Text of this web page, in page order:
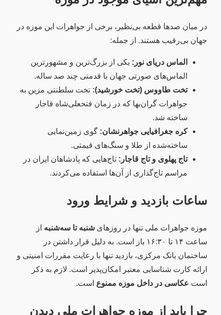
در میان صدها قطعه بی‌نظیر، برخی از جواهرات این موزه در
جهان بی‌رقیب هستند. از جمله:
الماس دریای نور: یکی از بزرگ‌ترین و مشهورترین
الماس‌های صورتی جهان با قدمتی چند صد ساله.
تخت طاووس (تخت خورشید): تخت سلطنتی مزین به
جواهرات گران‌بها که در زمان فتحعلی‌شاه قاجار
ساخته شد.
کره جغرافیایی جواهرنشان: گوی زمین‌نمایی
ساخته‌شده از طلا و سنگ‌های قیمتی.
تاج پهلوی و تاج قاجار: تاج‌هایی که پادشاهان ایران در
مراسم تاج‌گذاری از آن‌ها استفاده می‌کردند.
ساعات بازدید و شرایط ورود
موزه جواهرات ملی تنها در روزهای شنبه تا سه‌شنبه از
ساعت ۱۴ تا ۱۶:۳۰ باز است. به دلیل قرار داشتن در
ساختمان بانک مرکزی، بازدید تنها با رعایت مقررات امنیتی و
ارائه کارت شناسایی معتبر امکان‌پذیر است. لازم به ذکر
است عکاسی در داخل موزه ممنوع است.
چرا باید از موزه جواهرات ملی دیدن